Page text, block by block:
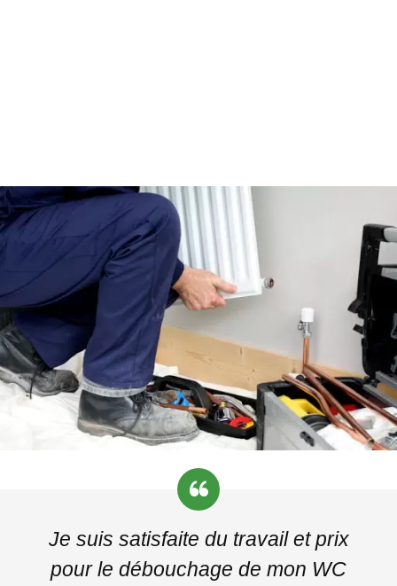
Je suis satisfaite du travail et prix
pour le débouchage de mon WC